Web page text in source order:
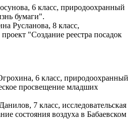
6 класс, природоохранный
бумаги".
Русланова, 8 класс,
"Создание реестра посадок
6 класс, природоохранный
просвещение младших
7 класс, исследовательская
состояния воздуха в Бабаевском